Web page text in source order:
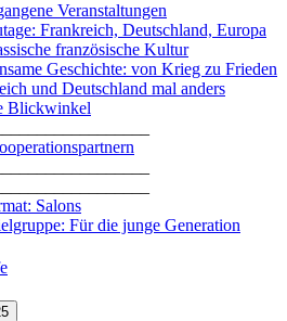
Veranstaltungen
Frankreich, Deutschland, Europa
französische Kultur
Geschichte: von Krieg zu Frieden
und Deutschland mal anders
Blickwinkel
Salons
Für die junge Generation